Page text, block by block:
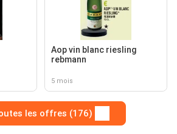
Aop vin blanc riesling
rebmann
5 mois
les offres (176)